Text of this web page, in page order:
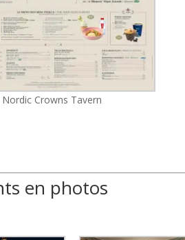
Nordic Crowns Tavern
en photos